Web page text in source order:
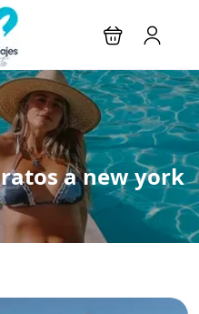
a new york